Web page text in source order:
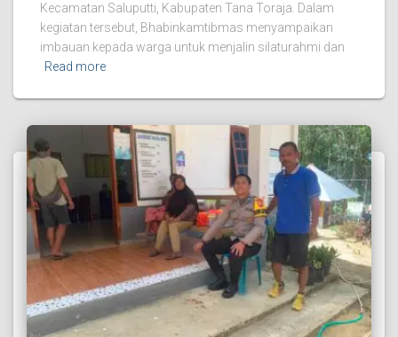
Kecamatan Saluputti, Kabupaten Tana Toraja. Dalam
kegiatan tersebut, Bhabinkamtibmas menyampaikan
imbauan kepada warga untuk menjalin silaturahmi dan
Read more